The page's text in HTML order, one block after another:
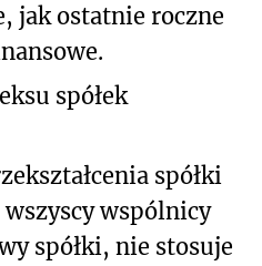
jak ostatnie roczne
spółek
spółki
wspólnicy
spółki, nie stosuje